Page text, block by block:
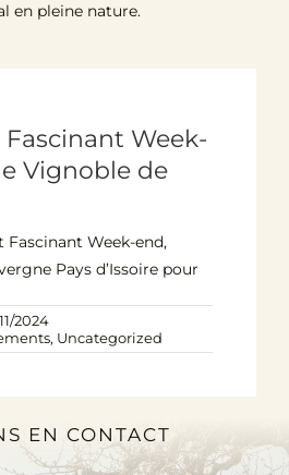
en pleine nature.
Week-
Vignoble de
Fascinant Week-end,
Pays d’Issoire pour
2024
, Uncategorized
EN CONTACT